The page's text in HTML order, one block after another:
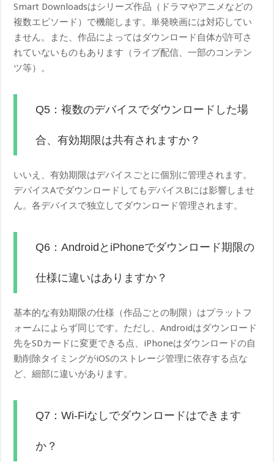
Smart Downloadsはシリーズ作品（ドラマやアニメなどの
複数エピソード）で機能します。単発映画には対応してい
ません。また、作品によってはダウンロード自体が許可さ
れていないものもあります（ライブ配信、一部のコンテン
ツ等）。
Q5：複数のデバイスでダウンロードした場
合、有効期限は共有されますか？
いいえ、有効期限はデバイスごとに個別に管理されます。
デバイスAでダウンロードしてもデバイスBには影響しませ
ん。各デバイスで独立してダウンロード管理されます。
Q6：AndroidとiPhoneでダウンロード期限の
仕様に違いはありますか？
基本的な有効期限の仕様（作品ごとの制限）はプラットフ
ォームによらず同じです。ただし、Androidはダウンロード
先をSDカードに変更できる点、iPhoneはダウンロードの自
動削除タイミングがiOSのストレージ管理に依存する点な
ど、細部に違いがあります。
Q7：Wi-Fiなしでダウンロードはできます
か？